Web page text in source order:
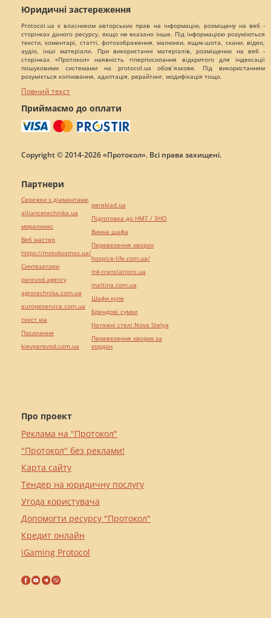
Юридичні застереження
Protocol.ua є власником авторських прав на інформацію, розміщену на веб -
сторінках даного ресурсу, якщо не вказано інше. Під інформацією розуміються
тексти, коментарі, статті, фотозображення, малюнки, ящик-шота, скани, відео,
аудіо, інші матеріали. При використанні матеріалів, розміщених на веб -
сторінках «Протокол» наявність гіперпосилання відкритого для індексації
пошуковими системами на protocol.ua обов`язкове. Під використанням
розуміється копіювання, адаптація, рерайтинг, модифікація тощо.
Повний текст
Приймаємо до оплати
Copyright © 2014-2026 «Протокол». Всі права захищені.
Про проект
Реклама на "Протокол"
"Протокол" без реклами!
Карта сайту
Тендер на юридичну послугу
Угода користувача
Допомогти ресурсу "Протокол"
Кредит онлайн
iGaming Protocol
Партнери
Сережки з діамантами
alliancetechnika.ua
миралинкс
Веб мастер
https://motokosmos.ua/
Синтезатори
perevod.agency
agrotechnika.com.ua
europeservice.com.ua
текст юа
Посилання
kievperevod.com.ua
pereklad.ua
Підготовка до НМТ / ЗНО
Винна шафа
Перевезення хворих
hospice-life.com.ua/
mk-translations.ua
maltina.com.ua
Шафи купе
Брендові сумки
Натяжні стелі Nova Stelya
Перевезення хворих за
кордон